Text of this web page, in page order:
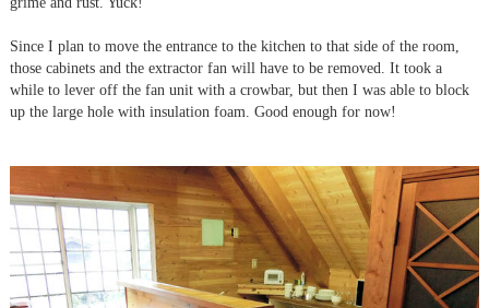
Since I plan to move the entrance to the kitchen to that side of the room,
those cabinets and the extractor fan will have to be removed. It took a
while to lever off the fan unit with a crowbar, but then I was able to block
up the large hole with insulation foam. Good enough for now!